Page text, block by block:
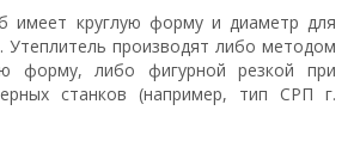
имеет круглую форму и диаметр для
Утеплитель производят либо методом
форму, либо фигурной резкой при
станков (например, тип СРП г.